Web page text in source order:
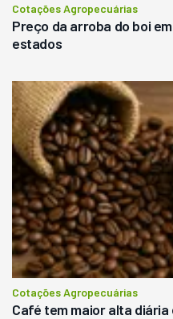
Cotações Agropecuárias
Preço da arroba do boi
estados
Cotações Agropecuárias
Café tem maior alta diária